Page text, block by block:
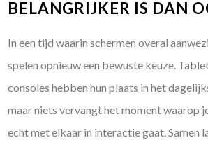
BELANGRIJKER IS DAN
In een tijd waarin schermen overal
spelen opnieuw een bewuste keuze.
consoles hebben hun plaats in het
maar niets vervangt het moment waarop
echt met elkaar in interactie gaat. Samen